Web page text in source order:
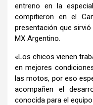
entreno en la
compitieron en el
presentación que
MX Argentino.
«Los chicos vienen
en mejores
las motos, por eso
acompañen el
conocida para el